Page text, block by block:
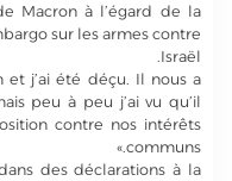
Macron à l’égard de la
sur les armes contre
Israël.
et j’ai été déçu. Il nous a
peu à peu j’ai vu qu’il
contre nos intérêts
communs.»
des déclarations à la